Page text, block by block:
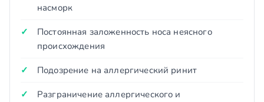
насморк
Постоянная заложенность носа неясного
происхождения
Подозрение на аллергический ринит
Разграничение аллергического и